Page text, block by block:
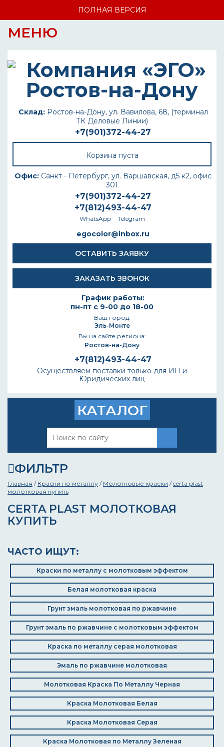
ПОЛНАЯ ВЕРСИЯ
МЕНЮ
Склад:Ростов-на-Дону, ул. Вавилова, 68, (терминал
ТК Деловые Линии)
+7(901)372-44-27
Корзина пуста
Офис: Санкт - Петербург, ул. Варшавская, д5 к2, офис
301
+7(901)372-44-27
+7(812)493-44-47
WhatsApp Telegram
egocolor@inbox.ru
ОСТАВИТЬ ЗАЯВКУ
ЗАКАЗАТЬ ЗВОНОК
График работы:
пн-пт с 9-00 до 18-00
Ваш город:
Эль-Монте
Вы на сайте региона:
Ростов-на-Дону
+7(812)493-44-47
Осуществляем поставки только для ИП и
Юридических лиц
КАТАЛОГ
ФИЛЬТР
Главная / Краски по металлу / Молотковые краски /certa plast
молотковая купить
CERTA PLAST МОЛОТКОВАЯ
КУПИТЬ
ЧАСТО ИЩУТ:
Краски по металлу с молотковым эффектом
Белая молотковая краска
Грунт эмаль молотковая по ржавчине
Грунт эмаль по ржавчине с молотковым эффектом
Краска по металлу серая молотковая
Эмаль по ржавчине молотковая
Молотковая Краска По Металлу Черная
Краска Молотковая Белая
Краска Молотковая Серая
Краска Молотковая по Металлу Зеленая